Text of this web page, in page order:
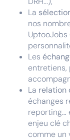
La
nos
Les
entretiens,
La relation
échanges
reporting…
enjeu clé
comme un